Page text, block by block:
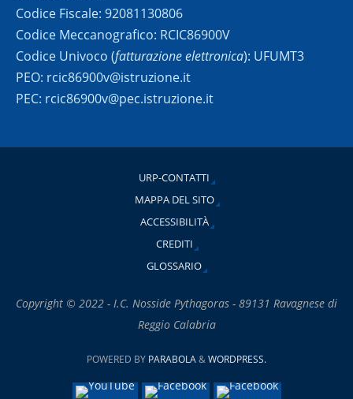
Codice Fiscale: 92081130806
Codice Meccanografico: RCIC86900V
Codice Univoco (fatturazione elettronica): UFUMT3
PEO: rcic86900v@istruzione.it
PEC: rcic86900v@pec.istruzione.it
URP-CONTATTI
MAPPA DEL SITO
ACCESSIBILITÀ
CREDITI
GLOSSARIO
Copyright © 2022 - I.C. Nosside Pythagoras - 89131 Ravagnese di
Reggio Calabria
POWERED BY PARABOLA&WORDPRESS.